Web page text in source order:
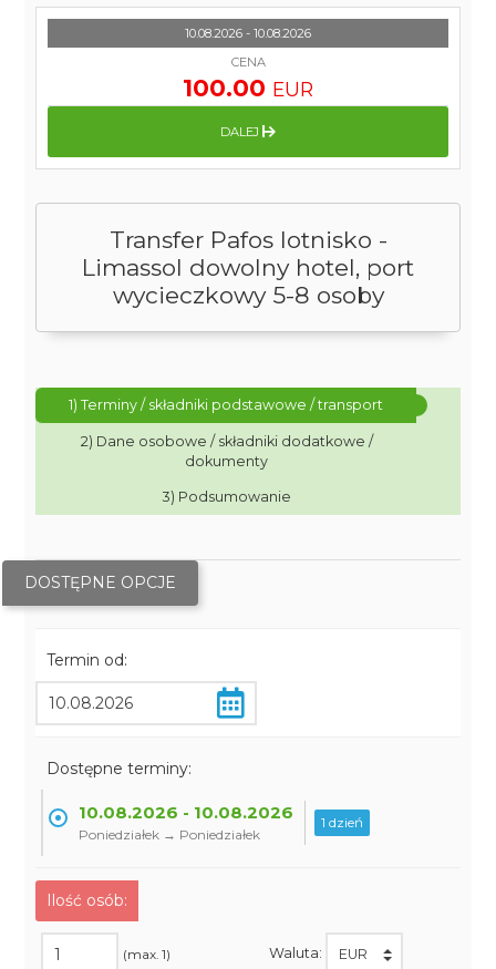
Transfer Pafos lotnisko -
Limassol dowolny hotel, port
wycieczkowy 5-8 osoby
1) Terminy / składniki podstawowe / transport
2) Dane osobowe / składniki dodatkowe /
dokumenty
3) Podsumowanie
DOSTĘPNE OPCJE
Termin od:
Dostępne terminy:
10.08.2026 - 10.08.2026
Poniedziałek → Poniedziałek
1 dzień
Ilość osób:
(max. 1) Waluta:
10.08.2026 - 10.08.2026
CENA
100.00 EUR
DALEJ